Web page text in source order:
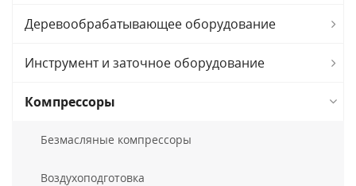
Деревообрабатывающее оборудование
Инструмент и заточное оборудование
Компрессоры
Безмасляные компрессоры
Воздухоподготовка